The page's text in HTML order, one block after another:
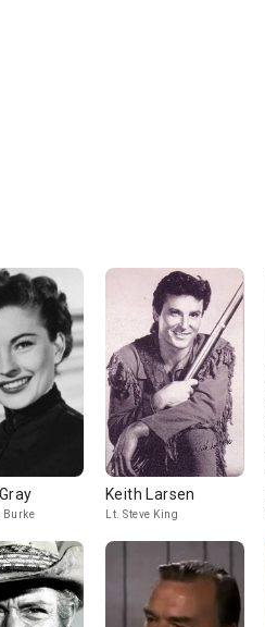
Keith Larsen
Lt. Steve King